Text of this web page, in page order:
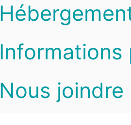
Informations
Nous joindre